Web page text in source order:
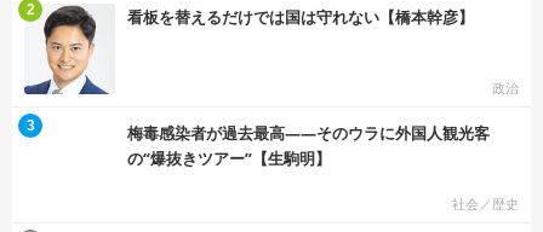
看板を替えるだけでは国は守れない【橋本幹彦】
政治
2
梅毒感染者が過去最高――そのウラに外国人観光客
の“爆抜きツアー”【生駒明】
社会／歴史
3